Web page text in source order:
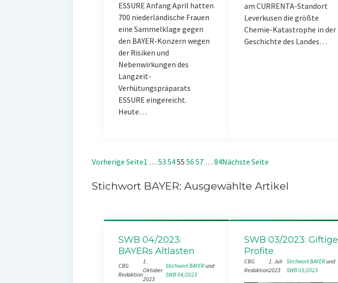
ESSURE Anfang April hatten
700 niederländische Frauen
eine Sammelklage gegen
den BAYER-Konzern wegen
der Risiken und
Nebenwirkungen des
Langzeit-
Verhütungspräparats
ESSURE eingereicht.
Heute…
am CURRENTA-Standort
Leverkusen die größte
Chemie-Katastrophe in der
Geschichte des Landes…
Vorherige Seite1 … 53 5455 56 57 … 84Nächste Seite
Stichwort BAYER: Ausgewählte Artikel
SWB 04/2023:
BAYERs Altlasten
CBG
Redaktion
1.
Oktober
2023
Stichwort BAYER
und
SWB 04/2023
SWB 03/2023: Giftige
Profite
CBG
Redaktion
1. Juli
2023
Stichwort BAYER
und
SWB 03/2023